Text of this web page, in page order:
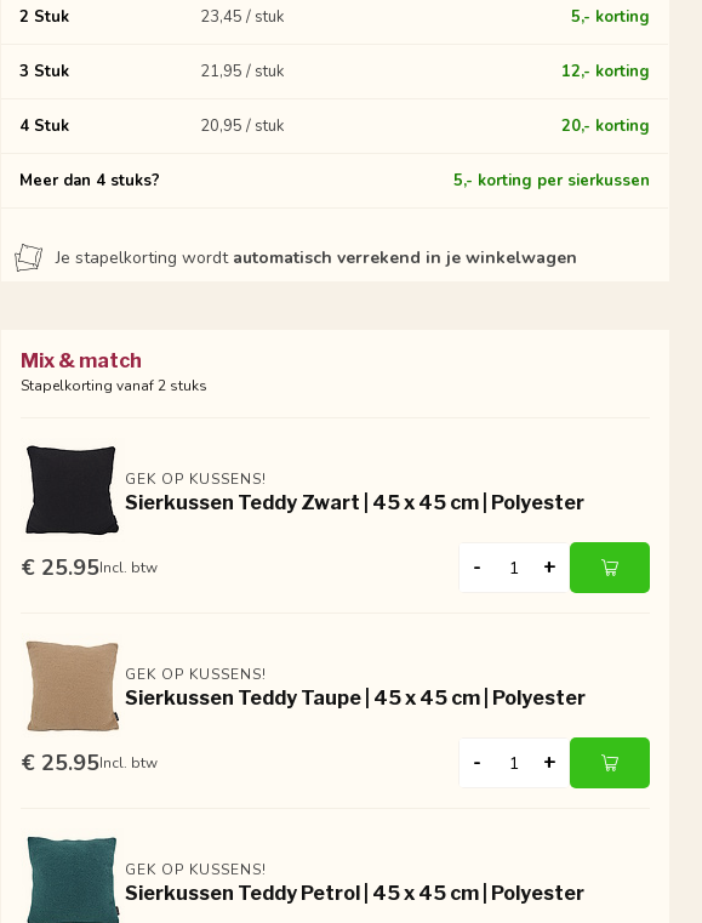
2 Stuk 23,45 / stuk 5,- korting
3 Stuk 21,95 / stuk 12,- korting
4 Stuk 20,95 / stuk 20,- korting
Meer dan 4 stuks? 5,- korting per sierkussen
Je stapelkorting wordt automatisch verrekend in je winkelwagen
Mix & match
Stapelkorting vanaf 2 stuks
GEK OP KUSSENS!
Sierkussen Teddy Zwart | 45 x 45 cm | Polyester
€ 25.95Incl. btw - +
GEK OP KUSSENS!
Sierkussen Teddy Taupe | 45 x 45 cm | Polyester
€ 25.95Incl. btw - +
GEK OP KUSSENS!
Sierkussen Teddy Petrol | 45 x 45 cm | Polyester